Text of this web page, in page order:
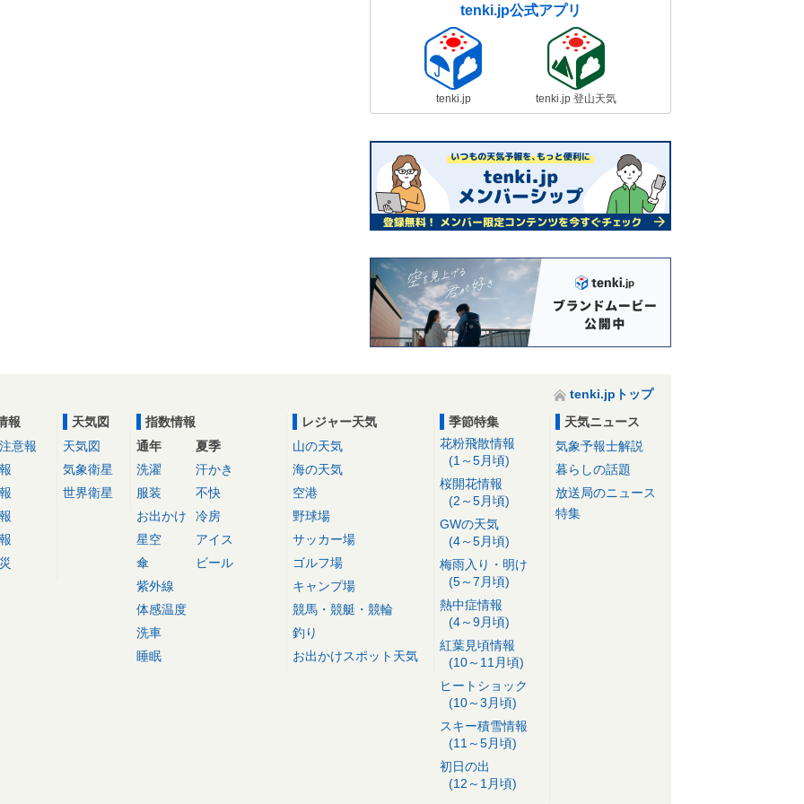
tenki.jp公式アプリ
tenki.jp tenki.jp 登山天気
tenki.jpトップ
報
意報
天気図
天気図
気象衛星
世界衛星
指数情報
通年
洗濯
服装
お出かけ
星空
傘
紫外線
体感温度
洗車
睡眠
夏季
汗かき
不快
冷房
アイス
ビール
レジャー天気
山の天気
海の天気
空港
野球場
サッカー場
ゴルフ場
キャンプ場
競馬・競艇・競輪
釣り
お出かけスポット天気
季節特集
花粉飛散情報
(1～5月頃)
桜開花情報
(2～5月頃)
GWの天気
(4～5月頃)
梅雨入り・明け
(5～7月頃)
熱中症情報
(4～9月頃)
紅葉見頃情報
(10～11月頃)
ヒートショック
(10～3月頃)
スキー積雪情報
(11～5月頃)
初日の出
(12～1月頃)
天気ニュース
気象予報士解説
暮らしの話題
放送局のニュース
特集